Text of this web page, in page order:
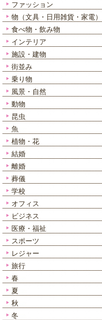
ファッション
物（文具・日用雑貨・家電）
食べ物・飲み物
インテリア
施設・建物
街並み
乗り物
風景・自然
動物
昆虫
魚
植物・花
結婚
離婚
葬儀
学校
オフィス
ビジネス
医療・福祉
スポーツ
レジャー
旅行
春
夏
秋
冬